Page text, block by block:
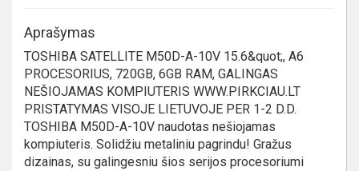
Aprašymas
TOSHIBA SATELLITE M50D-A-10V 15.6&quot;, A6
PROCESORIUS, 720GB, 6GB RAM, GALINGAS
NEŠIOJAMAS KOMPIUTERIS WWW.PIRKCIAU.LT
PRISTATYMAS VISOJE LIETUVOJE PER 1-2 D.D.
TOSHIBA M50D-A-10V naudotas nešiojamas
kompiuteris. Solidžiu metaliniu pagrindu! Gražus
dizainas, su galingesniu šios serijos procesoriumi